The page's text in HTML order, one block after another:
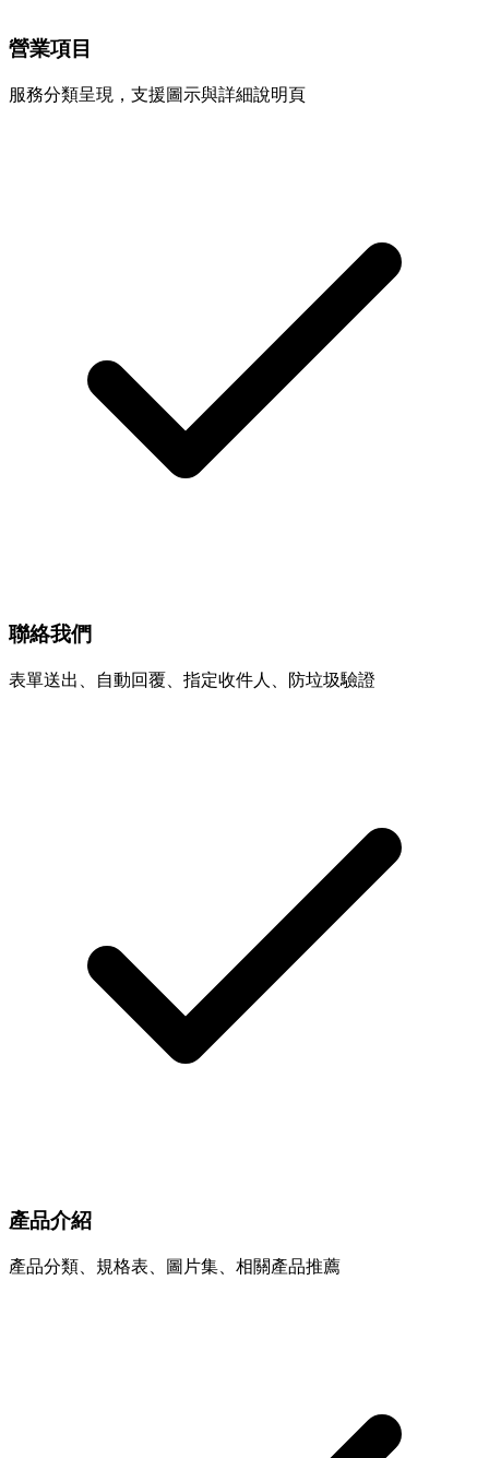
營業項目
服務分類呈現，支援圖示與詳細說明頁
聯絡我們
表單送出、自動回覆、指定收件人、防垃圾驗證
產品介紹
產品分類、規格表、圖片集、相關產品推薦